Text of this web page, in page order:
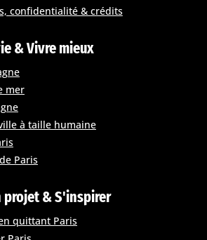
confidentialité & crédits
& Vivre mieux
mer
à taille humaine
Paris
projet & S'inspirer
quittant Paris